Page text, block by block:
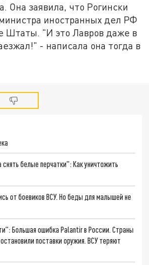
Она заявила, что Рогински
иностранных дел РФ
Штаты. "И это Лавров даже в
- написала она тогда в
снять белые перчатки": Как уничтожить
от боевиков ВСУ. Но беды для малышей не
Большая ошибка Palantir в России. Страны
поставки оружия. ВСУ теряют